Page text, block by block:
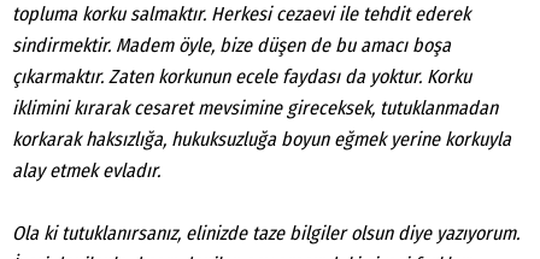
topluma korku salmaktır. Herkesi cezaevi ile tehdit ederek
sindirmektir. Madem öyle, bize düşen de bu amacı boşa
çıkarmaktır. Zaten korkunun ecele faydası da yoktur. Korku
iklimini kırarak cesaret mevsimine gireceksek, tutuklanmadan
korkarak haksızlığa, hukuksuzluğa boyun eğmek yerine korkuyla
alay etmek evladır.
Ola ki tutuklanırsanız, elinizde taze bilgiler olsun diye yazıyorum.